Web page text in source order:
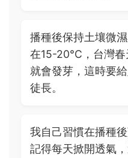
播種後保持土壤微
在15-20°C，台灣
就會發芽，這時要
徒長。
我自己習慣在播種
記得每天掀開透氣